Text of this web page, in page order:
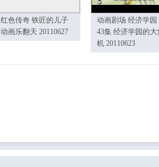
红色传奇 铁匠的儿子
动画乐翻天 20110627
动画剧场 经济学园
43集 经济学园的大
机 20110623